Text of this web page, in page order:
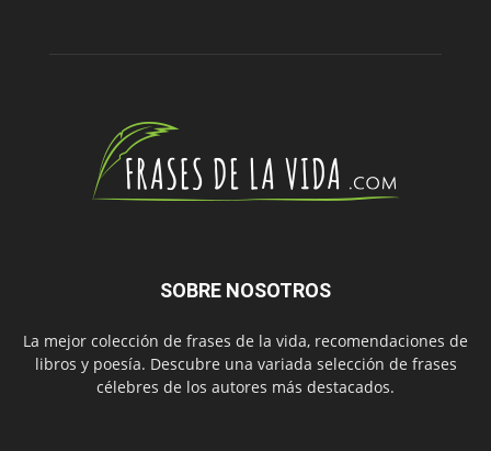
SOBRE NOSOTROS
La mejor colección de frases de la vida, recomendaciones de
libros y poesía. Descubre una variada selección de frases
célebres de los autores más destacados.